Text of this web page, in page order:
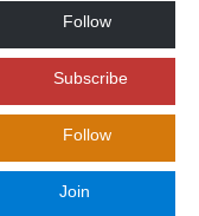
Follow
Subscribe
Follow
Join